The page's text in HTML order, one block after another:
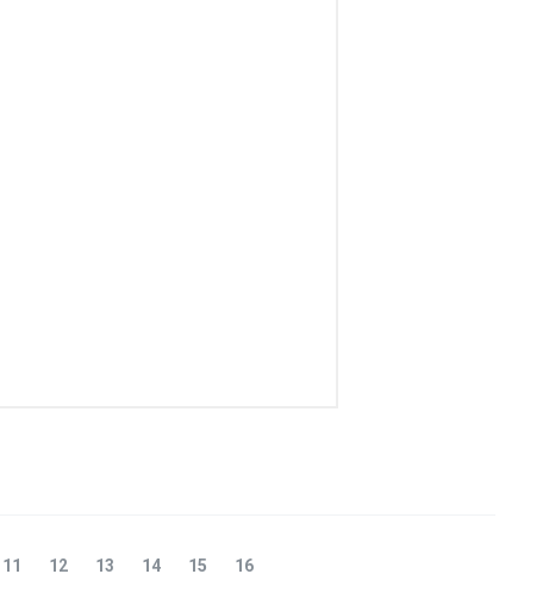
11 12 13 14 15 16